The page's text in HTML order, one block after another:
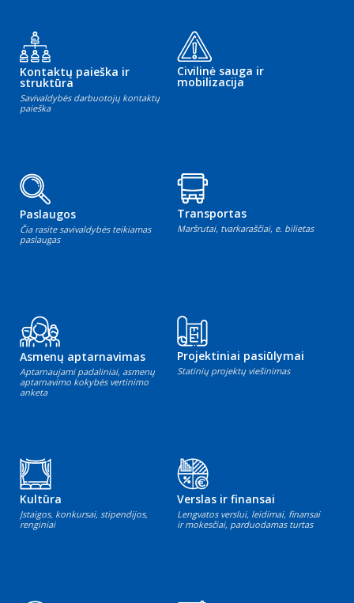
Kontaktų paieška ir
struktūra
Savivaldybės darbuotojų kontaktų
paieška
Civilinė sauga ir
mobilizacija
Paslaugos
Čia rasite savivaldybės teikiamas
paslaugas
Transportas
Maršrutai, tvarkaraščiai, e. bilietas
Asmenų aptarnavimas
Aptarnaujami padaliniai, asmenų
aptarnavimo kokybės vertinimo
anketa
Projektiniai pasiūlymai
Statinių projektų viešinimas
Kultūra
Įstaigos, konkursai, stipendijos,
renginiai
Verslas ir finansai
Lengvatos verslui, leidimai, finansai
ir mokesčiai, parduodamas turtas